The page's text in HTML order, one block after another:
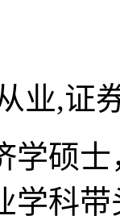
业,证
学硕
学科